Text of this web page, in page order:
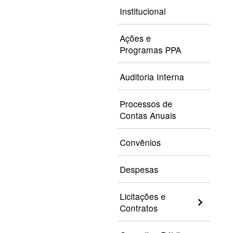
Institucional
Ações e
Programas PPA
Auditoria Interna
Processos de
Contas Anuais
Convênios
Despesas
Licitações e
Contratos